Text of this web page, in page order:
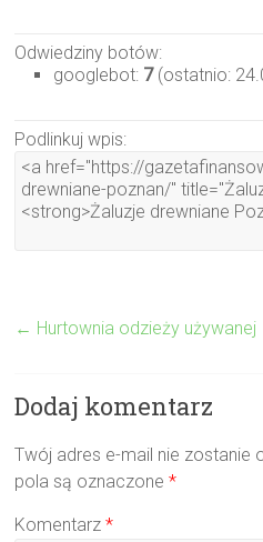
Odwiedziny botów:
googlebot: 7(ostatnio:
Podlinkuj wpis:
← Hurtownia odzieży używanej
Dodaj komentarz
Twój adres e-mail nie zostanie
pola są oznaczone*
Komentarz*